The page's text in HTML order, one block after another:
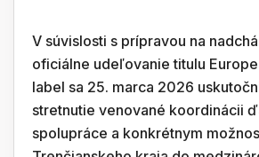
V súvislosti s prípravou na
oficiálne udeľovanie titulu
label sa 25. marca 2026
stretnutie venované koordinácii
spolupráce a konkrétnym